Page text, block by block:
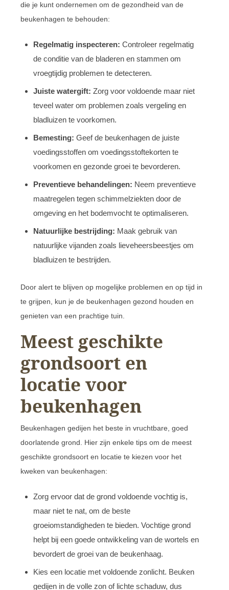
die je kunt ondernemen om de gezondheid van de
beukenhagen te behouden:
Regelmatig inspecteren: Controleer regelmatig
de conditie van de bladeren en stammen om
vroegtijdig problemen te detecteren.
Juiste watergift: Zorg voor voldoende maar niet
teveel water om problemen zoals vergeling en
bladluizen te voorkomen.
Bemesting: Geef de beukenhagen de juiste
voedingsstoffen om voedingsstoftekorten te
voorkomen en gezonde groei te bevorderen.
Preventieve behandelingen: Neem preventieve
maatregelen tegen schimmelziekten door de
omgeving en het bodemvocht te optimaliseren.
Natuurlijke bestrijding: Maak gebruik van
natuurlijke vijanden zoals lieveheersbeestjes om
bladluizen te bestrijden.
Door alert te blijven op mogelijke problemen en op tijd in
te grijpen, kun je de beukenhagen gezond houden en
genieten van een prachtige tuin.
Meest geschikte
grondsoort en
locatie voor
beukenhagen
Beukenhagen gedijen het beste in vruchtbare, goed
doorlatende grond. Hier zijn enkele tips om de meest
geschikte grondsoort en locatie te kiezen voor het
kweken van beukenhagen:
Zorg ervoor dat de grond voldoende vochtig is,
maar niet te nat, om de beste
groeiomstandigheden te bieden. Vochtige grond
helpt bij een goede ontwikkeling van de wortels en
bevordert de groei van de beukenhaag.
Kies een locatie met voldoende zonlicht. Beuken
gedijen in de volle zon of lichte schaduw, dus